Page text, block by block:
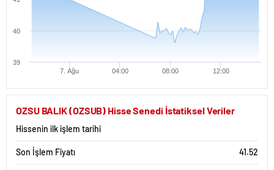
7. Ağu 04:00 08:00 12:00
39
40
OZSU BALIK (OZSUB) Hisse Senedi İstatiksel Veriler
Hissenin ilk işlem tarihi
Son İşlem Fiyatı 41.52